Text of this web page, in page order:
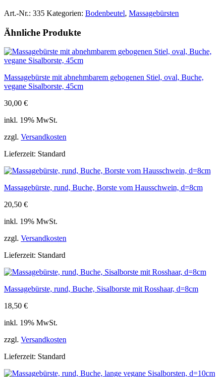
Sisalborste
mit
d=10cm
Art.-Nr.: 335 Kategorien: Bodenbeutel, Massagebürsten
Ähnliche Produkte
Massagebürste mit abnehmbarem gebogenen Stiel, oval, Buche,
vegane Sisalborste, 45cm
30,00 €
inkl. 19% MwSt.
zzgl. Versandkosten
Lieferzeit: Standard
Massagebürste, rund, Buche, Borste vom Hausschwein, d=8cm
20,50 €
inkl. 19% MwSt.
zzgl. Versandkosten
Lieferzeit: Standard
Massagebürste, rund, Buche, Sisalborste mit Rosshaar, d=8cm
18,50 €
inkl. 19% MwSt.
zzgl. Versandkosten
Lieferzeit: Standard